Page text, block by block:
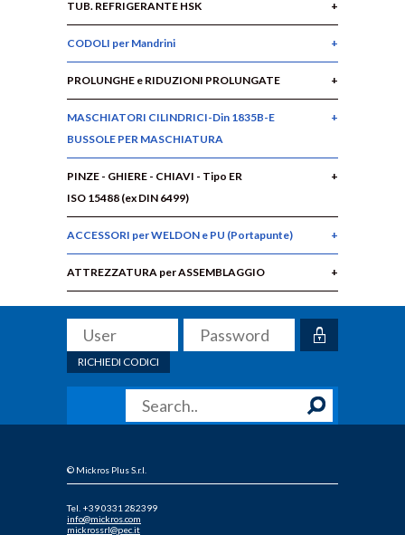
TUB. REFRIGERANTE HSK
CODOLI per Mandrini
PROLUNGHE e RIDUZIONI PROLUNGATE
MASCHIATORI CILINDRICI-Din 1835B-E
BUSSOLE PER MASCHIATURA
PINZE - GHIERE - CHIAVI - Tipo ER
ISO 15488 (ex DIN 6499)
ACCESSORI per WELDON e PU (Portapunte)
ATTREZZATURA per ASSEMBLAGGIO
RICHIEDI CODICI
© Mickros Plus S.r.l.
Tel. +39 0331 282399
info@mickros.com
mickrossrl@pec.it